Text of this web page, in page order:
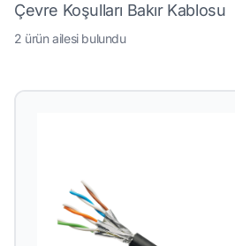
Çevre Koşulları Bakır Kablosu
2 ürün ailesi bulundu